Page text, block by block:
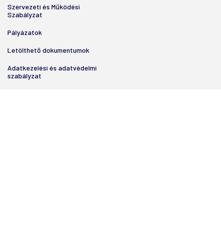
Szervezeti és Működési
Szabályzat
Pályázatok
Letölthető dokumentumok
Adatkezelési és adatvédelmi
szabályzat